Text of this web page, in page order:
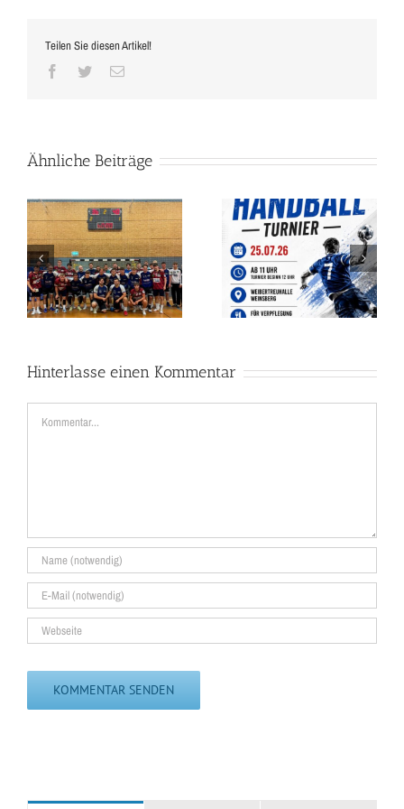
Teilen Sie diesen Artikel!
Facebook
TwitterE-
Ähnliche Beiträge
ROCH Dachbau Cup –
Das Handball-Wochenende
des Sommers!
BUNDESLIGA-HANDBALL
IN DER
WEIBERTREUHALLE!
Hinterlasse einen Kommentar